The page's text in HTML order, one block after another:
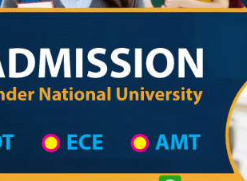
জাতীয় বিশ্ববিদ্যালয় ২০২৫-২৬ শিক্ষাবর্ষের
Admission